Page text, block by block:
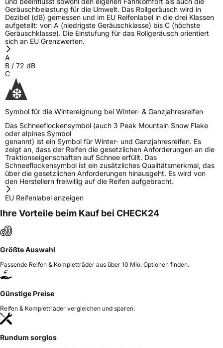
EPREL ID682110
Allgemeine Produktsicherheit (GPSR)
Geräuschbelastung für die Umwelt. Das Rollgeräusch wird in
Dezibel (dB) gemessen und im EU Reifenlabel in die drei Klassen
aufgeteilt: von A (niedrigste Geräuschklasse) bis C (höchste
Geräuschklasse). Die Einstufung für das Rollgeräusch orientiert
sich an EU Grenzwerten.
A
B / 72 dB
C
Symbol für die Wintereignung bei Winter- & Ganzjahresreifen
Das Schneeflockensymbol (auch 3 Peak Mountain Snow Flake
oder alpines Symbol
genannt) ist ein Symbol für Winter- und Ganzjahresreifen. Es
zeigt an, dass der Reifen die gesetzlichen Anforderungen an die
Traktionseigenschaften auf Schnee erfüllt. Das
Schneeflockensymbol ist ein zusätzliches Qualitätsmerkmal, das
über die gesetzlichen Anforderungen hinausgeht. Es wird von
den Herstellern freiwillig auf die Reifen aufgebracht.
EU Reifenlabel anzeigen
Ihre Vorteile beim Kauf bei CHECK24
Größte Auswahl
Passende Reifen & Kompletträder aus über 10 Mio. Optionen finden.
Günstige Preise
Reifen & Kompletträder vergleichen und sparen.
Rundum sorglos